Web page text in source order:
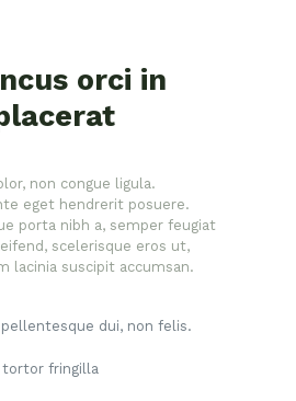
orci in
non congue ligula.
eget hendrerit posuere.
porta nibh a, semper feugiat
scelerisque eros ut,
lacinia suscipit accumsan.
dui, non felis.
tortor fringilla